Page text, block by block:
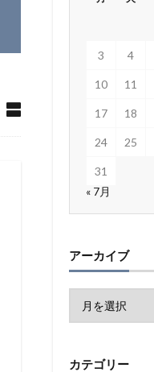
3 4
10 11
17 18
24 25
31
« 7月
アーカイブ
カテゴリー